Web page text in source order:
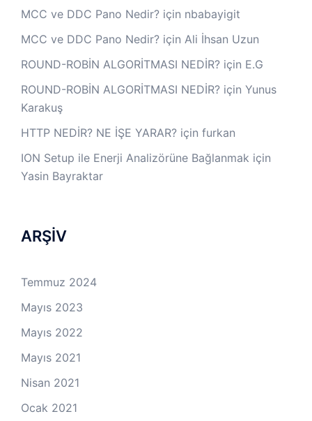
MCC ve DDC Pano Nedir? için nbabayigit
MCC ve DDC Pano Nedir? için Ali İhsan Uzun
ROUND-ROBİN ALGORİTMASI NEDİR? için E.G
ROUND-ROBİN ALGORİTMASI NEDİR? için Yunus
Karakuş
HTTP NEDİR? NE İŞE YARAR? için furkan
ION Setup ile Enerji Analizörüne Bağlanmak için
Yasin Bayraktar
ARŞİV
Temmuz 2024
Mayıs 2023
Mayıs 2022
Mayıs 2021
Nisan 2021
Ocak 2021